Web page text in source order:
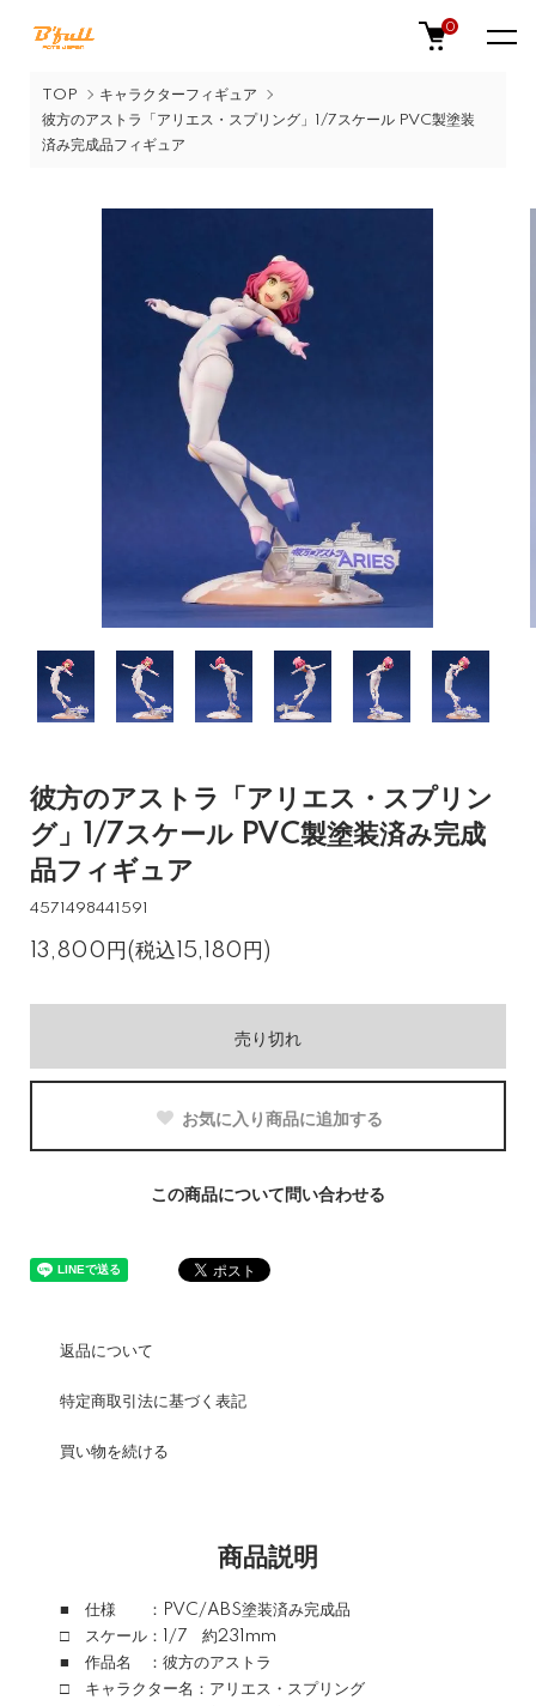
0
TOP
キャラクターフィギュア
彼方のアストラ「アリエス・スプリング」1/7スケール PVC製塗装
済み完成品フィギュア
彼方のアストラ「アリエス・スプリン
グ」1/7スケール PVC製塗装済み完成
品フィギュア
4571498441591
13,800円(税込15,180円)
売り切れ
お気に入り商品に追加する
この商品について問い合わせる
返品について
特定商取引法に基づく表記
買い物を続ける
商品説明
■ 仕様 ：PVC/ABS塗装済み完成品
□ スケール：1/7 約231mm
■ 作品名 ：彼方のアストラ
□ キャラクター名：アリエス・スプリング